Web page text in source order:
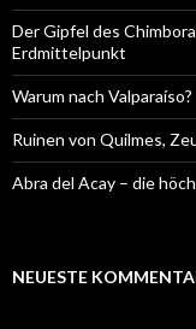
Der Gipfel des
Erdmittelpunkt
Warum nach Valparaíso?
Ruinen von Quilmes,
Abra del Acay – die
NEUESTE